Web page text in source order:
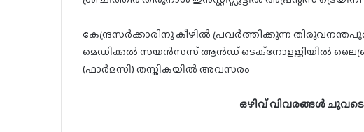
കേന്ദ്രസർക്കാരിനു കീഴിൽ പ്രവർത്തിക്കുന്ന തിരുവനന്തപുരം
മെഡിക്കൽ സയൻസസ് ആൻഡ് ടെക്നോളജിയിൽ
(ഫാർമസി) തസ്തികയിൽ അവസരം
ഒഴിവ് വിവരങ്ങൾ